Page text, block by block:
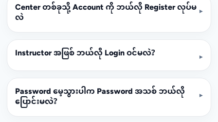
Center တစ်ခုသို့ Account ကို ဘယ်လို Register လုပ်မ
လဲ ▾
Instructor အဖြစ် ဘယ်လို Login ဝင်မလဲ? ▾
Password မေ့သွားပါက Password အသစ် ဘယ်လို
ပြောင်းမလဲ? ▾